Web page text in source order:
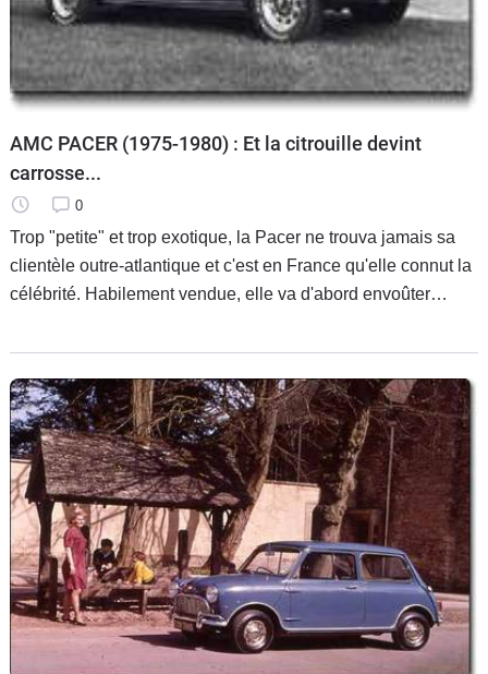
AMC PACER (1975-1980) : Et la citrouille devint
carrosse...
0
Trop "petite" et trop exotique, la Pacer ne trouva jamais sa
clientèle outre-atlantique et c'est en France qu'elle connut la
célébrité. Habilement vendue, elle va d'abord envoûter